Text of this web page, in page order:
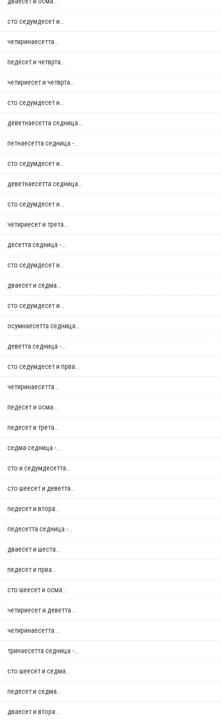
сто седумдесет и...
четиринаесетта...
педесет и четврта...
четириесет и четврта...
сто седумдесет и...
деветнаесетта седница...
петнаесетта седница -...
сто седумдесет и...
деветнаесетта седница...
сто седумдесет и...
четириесет и трета...
десетта седница -...
сто седумдесет и...
дваесет и седма...
сто седумдесет и...
осумнaесетта седница...
деветта седница -...
сто седумдесет и прва...
четиринаесетта...
педесет и осма...
педесет и трета...
седма седница -...
сто и седумдесетта...
сто шеесет и деветта...
педесет и втора...
педесетта седница -...
дваесет и шеста...
педесет и прва...
сто шеесет и осма...
четириесет и деветта...
четиринаесетта...
тринаесетта седница -...
сто шеесет и седма...
педесет и седма...
дваесет и втора...